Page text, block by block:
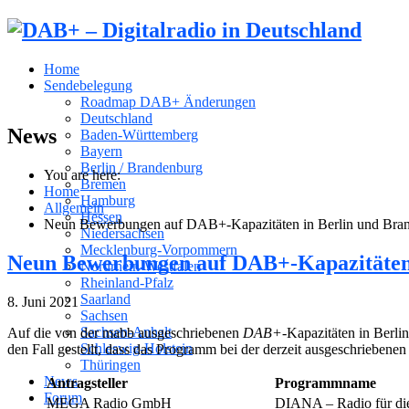
Home
Sendebelegung
Roadmap DAB+ Änderungen
Deutschland
Baden-Württemberg
Bayern
Berlin / Brandenburg
Bremen
Hamburg
Hessen
Niedersachsen
Mecklenburg-Vorpommern
Nordrhein-Westfalen
Rheinland-Pfalz
Saarland
Sachsen
Sachsen-Anhalt
Schleswig-Holstein
Thüringen
News
Forum
News
You are here:
Home
Allgemein
Neun Bewerbungen auf DAB+-Kapazitäten in Berlin und
Neun Bewerbungen auf DAB+-
8. Juni 2021
Auf die von der mabb ausgeschriebenen DAB+-Kapazitäten in
den Fall gestellt, dass das Programm bei der derzeit
Antragsteller
Programmname
MEGA Radio GmbH
DIANA – Radio für